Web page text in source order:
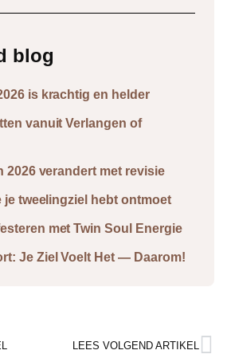
blog
is krachtig en helder
vanuit Verlangen of
2026 verandert met revisie
je tweelingziel hebt ontmoet
met Twin Soul Energie
Je Ziel Voelt Het — Daarom!
LEES VOLGEND ARTIKEL